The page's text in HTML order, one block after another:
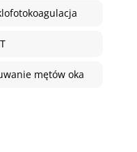
mętów oka